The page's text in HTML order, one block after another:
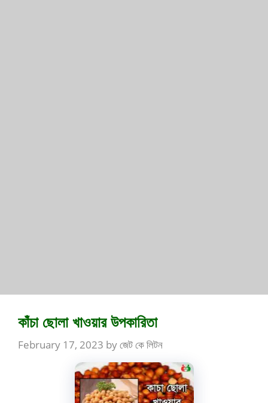
কাঁচা ছোলা খাওয়ার উপকারিতা
February 17, 2023 byজেট কে লিটন